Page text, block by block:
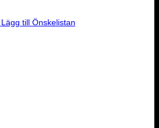
Lägg till Önskelistan